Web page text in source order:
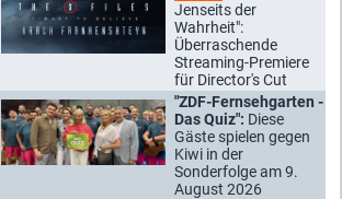
Jenseits der
Wahrheit":
Überraschende
Streaming-Premiere
für Director's Cut
"ZDF-Fernsehgarten -
Das Quiz": Diese
Gäste spielen gegen
Kiwi in der
Sonderfolge am 9.
August 2026